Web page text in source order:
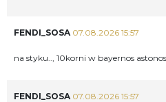
FENDI_SOSA 07.08.2026 15:57
na styku.., 10korni w bayernos astonos
FENDI_SOSA 07.08.2026 15:57